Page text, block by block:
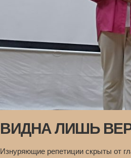
ВИДНА ЛИШЬ
Изнуряющие репетиции скрыты от